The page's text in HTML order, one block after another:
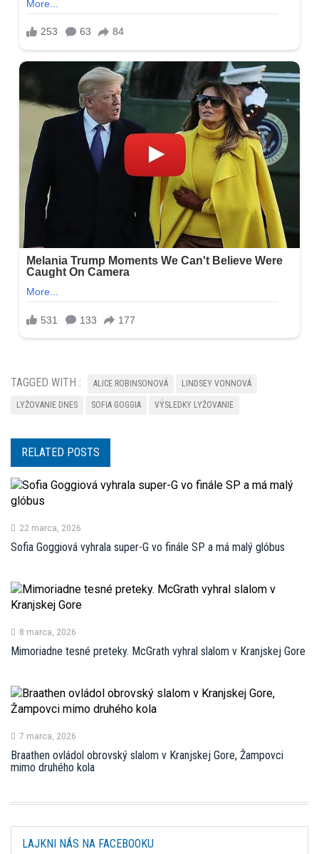
TAGGED WITH : ALICE ROBINSONOVÁ LINDSEY VONNOVÁ
LYŽOVANIE DNES SOFIA GOGGIA VÝSLEDKY LYŽOVANIE
RELATED POSTS
22 marca, 2026
Sofia Goggiová vyhrala super-G vo finále SP a má malý glóbus
8 marca, 2026
Mimoriadne tesné preteky. McGrath vyhral slalom v Kranjskej Gore
7 marca, 2026
Braathen ovládol obrovský slalom v Kranjskej Gore, Žampovci
mimo druhého kola
LAJKNI NÁS NA FACEBOOKU